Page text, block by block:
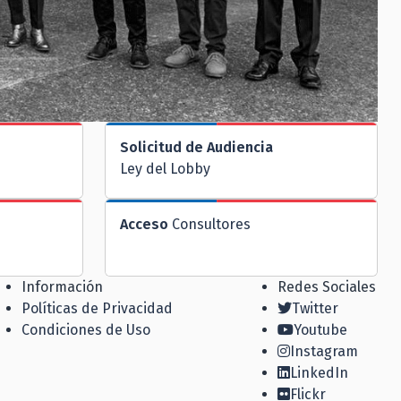
Solicitud de Audiencia
Ley del Lobby
Acceso Consultores
Información
Políticas de Privacidad
Condiciones de Uso
Redes Sociales
Twitter
Youtube
Instagram
LinkedIn
Flickr